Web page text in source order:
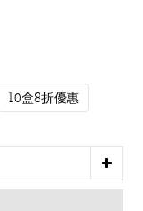
10盒8折優惠